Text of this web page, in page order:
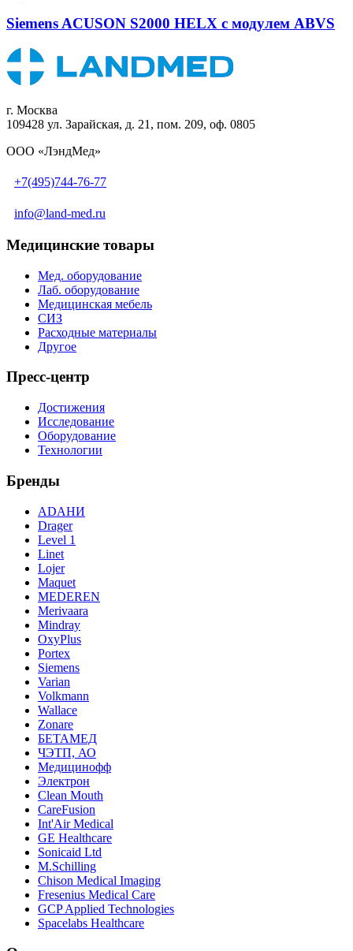
Siemens ACUSON S2000 HELX с модулем ABVS
г. Москва
109428 ул. Зарайская, д. 21, пом. 209, оф. 0805
ООО «ЛэндМед»
+7(495)744-76-77
info@land-med.ru
Медицинские товары
Мед. оборудование
Лаб. оборудование
Медицинская мебель
СИЗ
Расходные материалы
Другое
Пресс-центр
Достижения
Исследование
Оборудование
Технологии
Бренды
ADAНИ
Drager
Level 1
Linet
Lojer
Maquet
MEDEREN
Merivaara
Mindray
OxyPlus
Portex
Siemens
Varian
Volkmann
Wallace
Zonare
БЕТАМЕД
ЧЭТП, АО
Медицинофф
Электрон
Clean Mouth
CareFusion
Int'Air Medical
GE Healthcare
Sonicaid Ltd
M.Schilling
Chison Medical Imaging
Fresenius Medical Care
GCP Applied Technologies
Spacelabs Healthcare